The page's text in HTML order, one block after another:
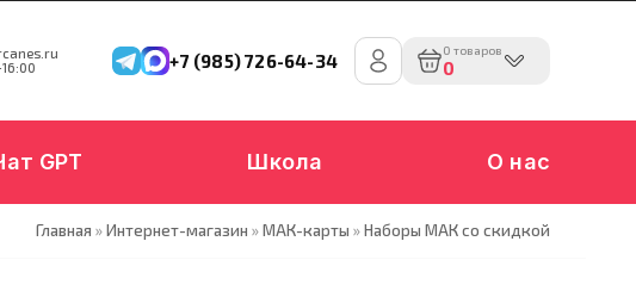
+7 (985) 726-64-34 0 товаров
0
GPT Школа О нас
Главная »Интернет-магазин »МАК-карты »Наборы МАК со скидкой